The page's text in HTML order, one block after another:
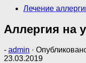
Лечение
Аллергия на
- admin ·
23.03.2019